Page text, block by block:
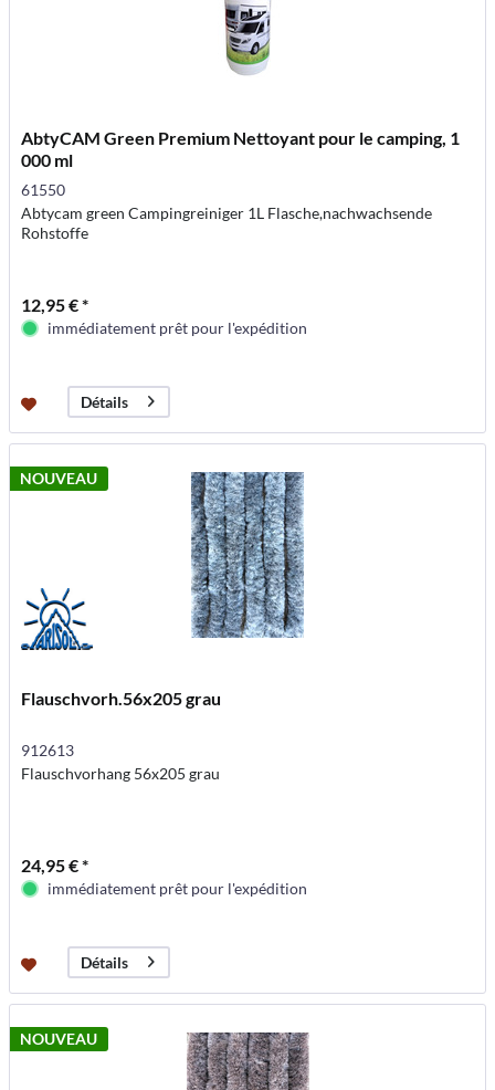
AbtyCAM Green Premium Nettoyant pour le camping, 1
000 ml
61550
Abtycam green Campingreiniger 1L Flasche,nachwachsende
Rohstoffe
12,95 € *
immédiatement prêt pour l'expédition
Détails
NOUVEAU
Flauschvorh.56x205 grau
912613
Flauschvorhang 56x205 grau
24,95 € *
immédiatement prêt pour l'expédition
Détails
NOUVEAU